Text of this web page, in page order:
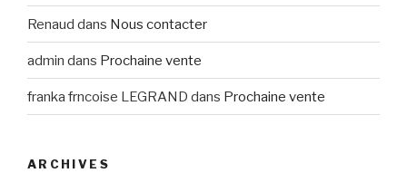
Renaud dans Nous contacter
admin dans Prochaine vente
franka frncoise LEGRAND dans Prochaine vente
ARCHIVES